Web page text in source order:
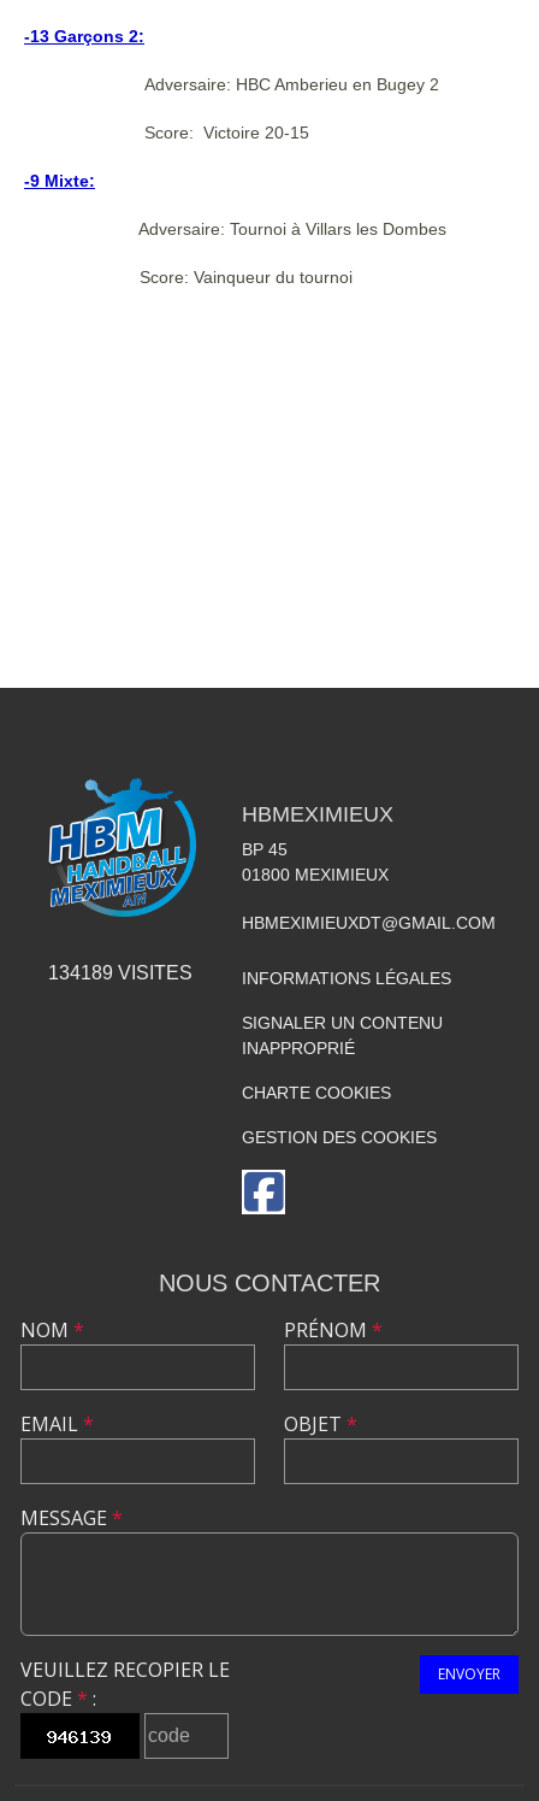
-13 Garçons 2:
Adversaire: HBC Amberieu en Bugey 2
Score: Victoire 20-15
-9 Mixte:
Adversaire: Tournoi à Villars les Dombes
Score: Vainqueur du tournoi
134189 VISITES
HBMEXIMIEUX
BP 45
01800 MEXIMIEUX
HBMEXIMIEUXDT@GMAIL.COM
INFORMATIONS LÉGALES
SIGNALER UN CONTENU
INAPPROPRIÉ
CHARTE COOKIES
GESTION DES COOKIES
NOUS CONTACTER
NOM *
EMAIL*
PRÉNOM *
OBJET *
MESSAGE *
VEUILLEZ RECOPIER LE
CODE * :
ENVOYER